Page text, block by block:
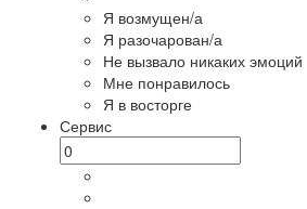
Я возмущен/а
Я разочарован/а
Не вызвало никаких эмоций
Мне понравилось
Я в восторге
Сервис